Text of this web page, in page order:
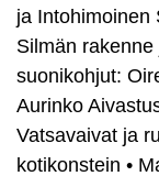
ja Intohimoinen
Silmän
suonikohjut:
Aurinko
Vatsavaivat ja
kotikonstein •